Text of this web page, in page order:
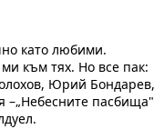
като любими.
към тях. Но все пак:
Юрий Бондарев,
–„Небесните пасбища"